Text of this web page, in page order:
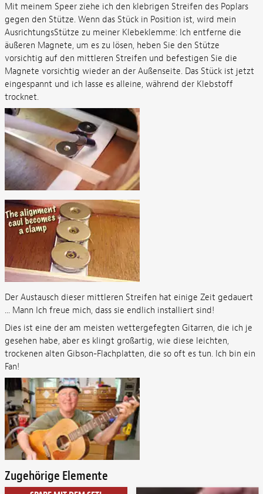
Mit meinem Speer ziehe ich den klebrigen Streifen des Poplars
gegen den Stütze. Wenn das Stück in Position ist, wird mein
AusrichtungsStütze zu meiner Klebeklemme: Ich entferne die
äußeren Magnete, um es zu lösen, heben Sie den Stütze
vorsichtig auf den mittleren Streifen und befestigen Sie die
Magnete vorsichtig wieder an der Außenseite. Das Stück ist jetzt
eingespannt und ich lasse es alleine, während der Klebstoff
trocknet.
Der Austausch dieser mittleren Streifen hat einige Zeit gedauert
... Mann Ich freue mich, dass sie endlich installiert sind!
Dies ist eine der am meisten wettergefegten Gitarren, die ich je
gesehen habe, aber es klingt großartig, wie diese leichten,
trockenen alten Gibson-Flachplatten, die so oft es tun. Ich bin ein
Fan!
Zugehörige Elemente